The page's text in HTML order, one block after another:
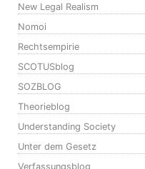
New Legal Realism
Nomoi
Rechtsempirie
SCOTUSblog
SOZBLOG
Theorieblog
Understanding Society
Unter dem Gesetz
Verfassungsblog